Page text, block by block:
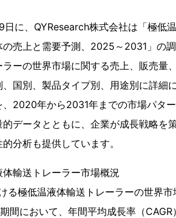
日に、QYResearch株式会社は「極低
の売上と需要予測、2025～2031」の
ーの世界市場に関する売上、販売量
国別、製品タイプ別、用途別に詳細
、2020年から2031年までの市場パタ
データとともに、企業が成長戦略を
分析も提供しています。
体輸送トレーラー市場概況
る極低温液体輸送トレーラーの世界
間において、年間平均成長率（